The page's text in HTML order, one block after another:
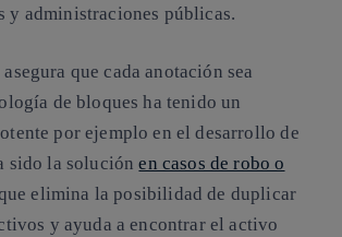
y administraciones públicas.
que cada anotación sea
de bloques ha tenido un
por ejemplo en el desarrollo de
sido la soluciónen casos de robo o
elimina la posibilidad de duplicar
y ayuda a encontrar el activo